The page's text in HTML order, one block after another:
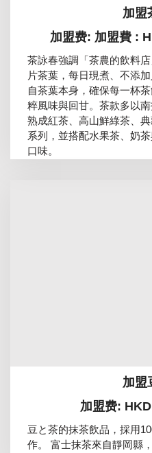
加盟
加盟费: 加盟費 :
茶詠春強調「茶農的飲料
片茶葉，每日現煮、不添
自茶葉本身，確保每一杯
粹風味與回甘。茶款多以
熟成紅茶、高山鮮綠茶、
系列，並搭配水果茶、奶
口味。
加盟
加盟费:
豆と茶的抹茶飲品，採用
作。 富士抹茶來自靜岡縣